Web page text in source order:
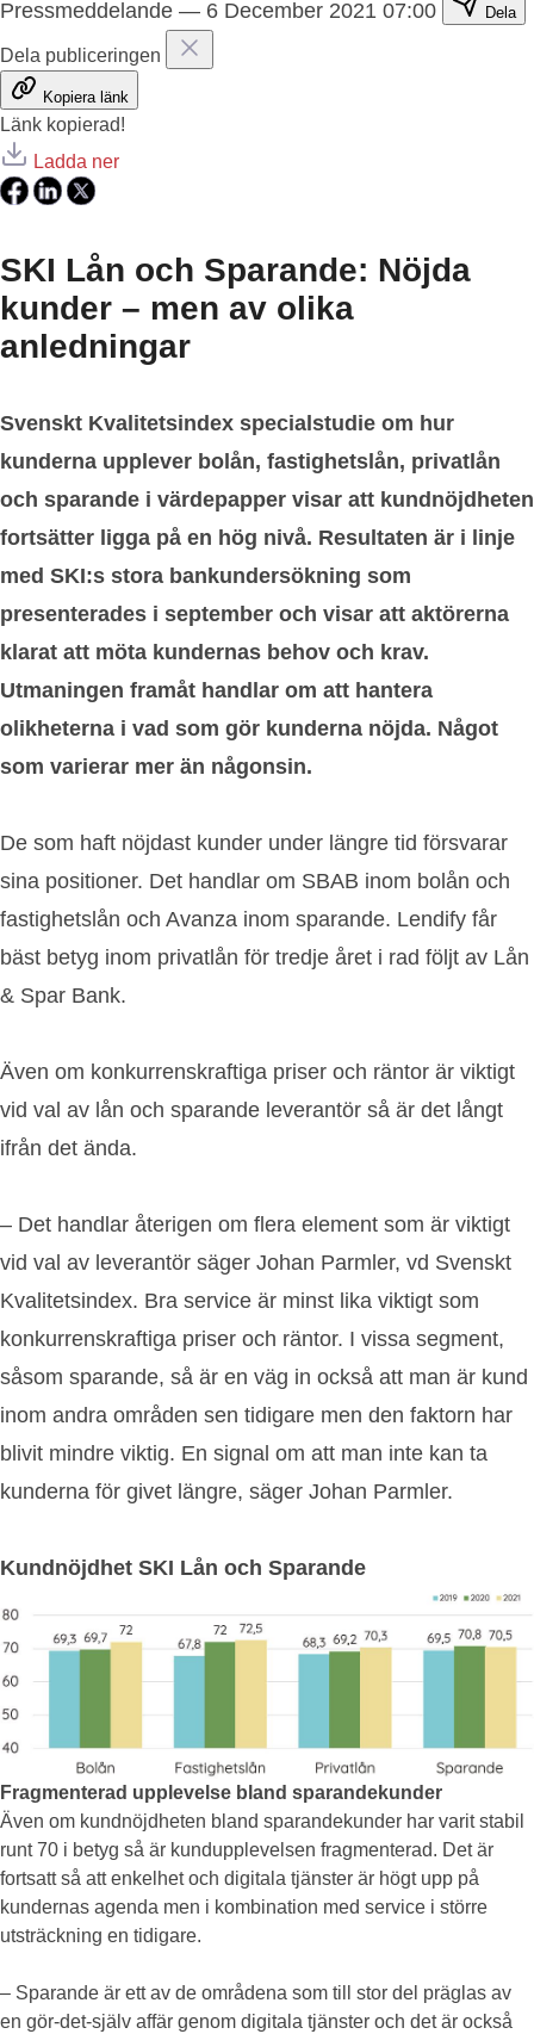
Pressmeddelande — 6 December 2021 07:00 Dela
Dela publiceringen
Kopiera länk
Länk kopierad!
Ladda ner
SKI Lån och Sparande: Nöjda
kunder – men av olika
anledningar
Svenskt Kvalitetsindex specialstudie om hur
kunderna upplever bolån, fastighetslån, privatlån
och sparande i värdepapper visar att kundnöjdheten
fortsätter ligga på en hög nivå. Resultaten är i linje
med SKI:s stora bankundersökning som
presenterades i september och visar att aktörerna
klarat att möta kundernas behov och krav.
Utmaningen framåt handlar om att hantera
olikheterna i vad som gör kunderna nöjda. Något
som varierar mer än någonsin.
De som haft nöjdast kunder under längre tid försvarar
sina positioner. Det handlar om SBAB inom bolån och
fastighetslån och Avanza inom sparande. Lendify får
bäst betyg inom privatlån för tredje året i rad följt av Lån
& Spar Bank.
Även om konkurrenskraftiga priser och räntor är viktigt
vid val av lån och sparande leverantör så är det långt
ifrån det ända.
– Det handlar återigen om flera element som är viktigt
vid val av leverantör säger Johan Parmler, vd Svenskt
Kvalitetsindex. Bra service är minst lika viktigt som
konkurrenskraftiga priser och räntor. I vissa segment,
såsom sparande, så är en väg in också att man är kund
inom andra områden sen tidigare men den faktorn har
blivit mindre viktig. En signal om att man inte kan ta
kunderna för givet längre, säger Johan Parmler.
Kundnöjdhet SKI Lån och Sparande
Fragmenterad upplevelse bland sparandekunder
Även om kundnöjdheten bland sparandekunder har varit stabil
runt 70 i betyg så är kundupplevelsen fragmenterad. Det är
fortsatt så att enkelhet och digitala tjänster är högt upp på
kundernas agenda men i kombination med service i större
utsträckning en tidigare.
– Sparande är ett av de områdena som till stor del präglas av
en gör-det-själv affär genom digitala tjänster och det är också